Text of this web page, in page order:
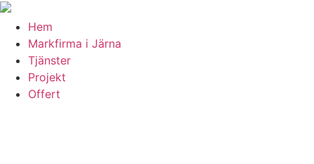
Skip
content
Hem
Markfirma i Järna
Tjänster
Projekt
Offert